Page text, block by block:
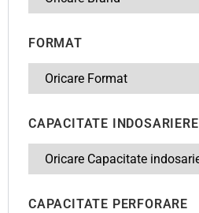
FORMAT
CAPACITATE INDOSARIERE
CAPACITATE PERFORARE